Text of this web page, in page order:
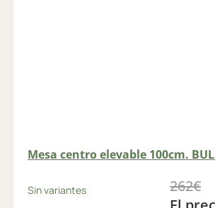
Mesa centro elevable 100cm.
Sin variantes 262€